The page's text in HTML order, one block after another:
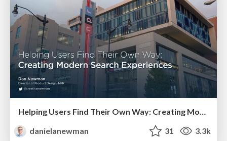
danielanewman
31 3.3k